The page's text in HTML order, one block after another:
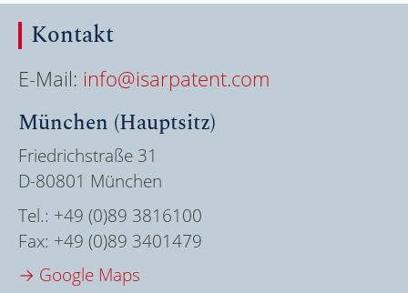
Kontakt
E-Mail: info@isarpatent.com
München (Hauptsitz)
Friedrichstraße 31
D-80801 München
Tel.: +49 (0)89 3816100
Fax: +49 (0)89 3401479
→ Google Maps